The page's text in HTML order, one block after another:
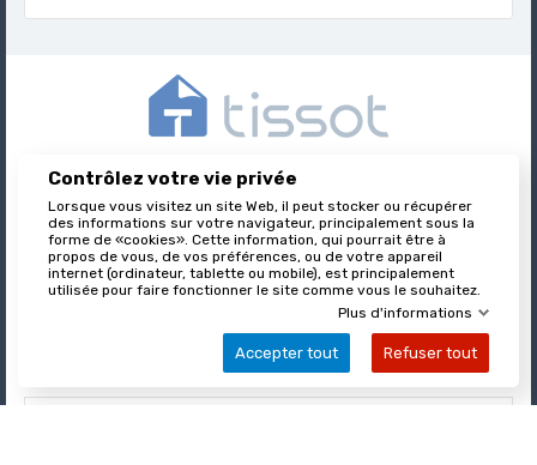
Tissot est l’éditeur des formulaires juridiques immobiliers,
nationalement reconnu et leader sur son marché.
À PROPOS DE TISSOT 
Contrôlez votre vie privée
Lorsque vous visitez un site Web, il peut stocker ou récupérer
des informations sur votre navigateur, principalement sous la
forme de «cookies». Cette information, qui pourrait être à
propos de vous, de vos préférences, ou de votre appareil
internet (ordinateur, tablette ou mobile), est principalement
utilisée pour faire fonctionner le site comme vous le souhaitez.
Plus d'informations
Accepter tout Refuser tout